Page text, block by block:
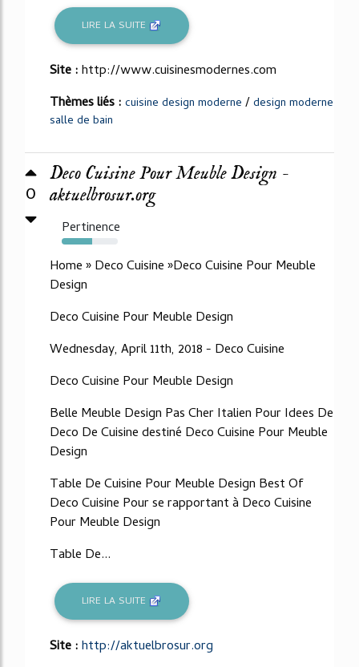
LIRE LA SUITE
Site :http://www.cuisinesmodernes.com
Thèmes liés : cuisine design moderne /design moderne
salle de bain
0
Deco Cuisine Pour Meuble Design -
aktuelbrosur.org
Pertinence
54%
Home » Deco Cuisine »Deco Cuisine Pour Meuble
Design
Deco Cuisine Pour Meuble Design
Wednesday, April 11th, 2018 - Deco Cuisine
Deco Cuisine Pour Meuble Design
Belle Meuble Design Pas Cher Italien Pour Idees De
Deco De Cuisine destiné Deco Cuisine Pour Meuble
Design
Table De Cuisine Pour Meuble Design Best Of
Deco Cuisine Pour se rapportant à Deco Cuisine
Pour Meuble Design
Table De...
LIRE LA SUITE
Site :http://aktuelbrosur.org